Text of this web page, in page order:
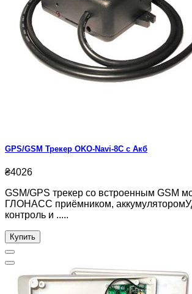
GPS/GSM Трекер OKO-Navi-8C с Акб
₴4026
GSM/GPS трекер со встроенным GSM
ГЛОНАСС приёмником,
контроль и .....
Купить